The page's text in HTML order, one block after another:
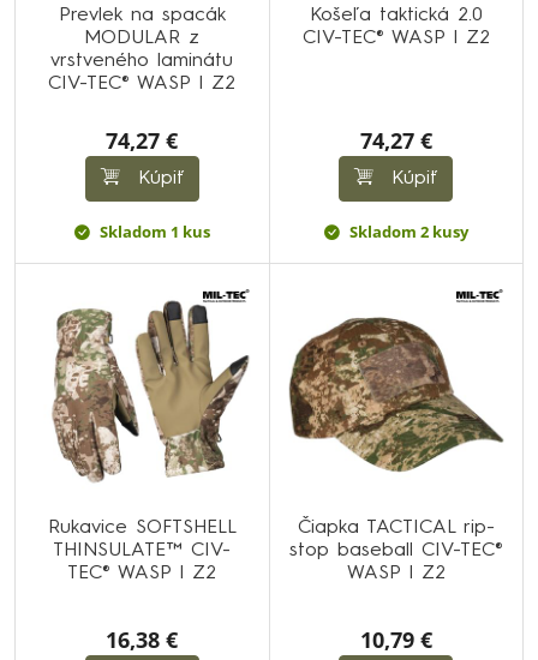
Prevlek na spacák
MODULAR z
vrstveného laminátu
CIV-TEC® WASP I Z2
74,27 €
Kúpiť
Skladom 1 kus
Košeľa taktická 2.0
CIV-TEC® WASP I Z2
74,27 €
Kúpiť
Skladom 2 kusy
Rukavice SOFTSHELL
THINSULATE™ CIV-
TEC® WASP I Z2
16,38 €
Čiapka TACTICAL rip-
stop baseball CIV-TEC®
WASP I Z2
10,79 €